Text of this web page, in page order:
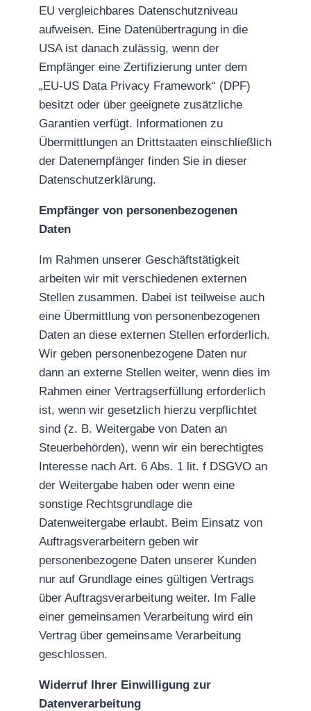
EU vergleichbares Datenschutzniveau
aufweisen. Eine Datenübertragung in die
USA ist danach zulässig, wenn der
Empfänger eine Zertifizierung unter dem
„EU-US Data Privacy Framework“ (DPF)
besitzt oder über geeignete zusätzliche
Garantien verfügt. Informationen zu
Übermittlungen an Drittstaaten einschließlich
der Datenempfänger finden Sie in dieser
Datenschutzerklärung.
Empfänger von personenbezogenen
Daten
Im Rahmen unserer Geschäftstätigkeit
arbeiten wir mit verschiedenen externen
Stellen zusammen. Dabei ist teilweise auch
eine Übermittlung von personenbezogenen
Daten an diese externen Stellen erforderlich.
Wir geben personenbezogene Daten nur
dann an externe Stellen weiter, wenn dies im
Rahmen einer Vertragserfüllung erforderlich
ist, wenn wir gesetzlich hierzu verpflichtet
sind (z. B. Weitergabe von Daten an
Steuerbehörden), wenn wir ein berechtigtes
Interesse nach Art. 6 Abs. 1 lit. f DSGVO an
der Weitergabe haben oder wenn eine
sonstige Rechtsgrundlage die
Datenweitergabe erlaubt. Beim Einsatz von
Auftragsverarbeitern geben wir
personenbezogene Daten unserer Kunden
nur auf Grundlage eines gültigen Vertrags
über Auftragsverarbeitung weiter. Im Falle
einer gemeinsamen Verarbeitung wird ein
Vertrag über gemeinsame Verarbeitung
geschlossen.
Widerruf Ihrer Einwilligung zur
Datenverarbeitung